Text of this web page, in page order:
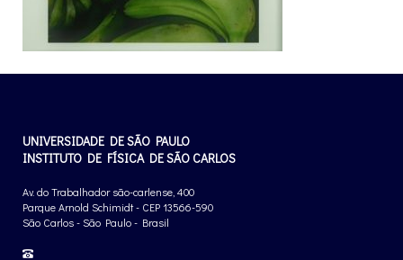
UNIVERSIDADE DE SÃO PAULO
INSTITUTO DE FÍSICA DE SÃO CARLOS
Av. do Trabalhador são-carlense, 400
Parque Arnold Schimidt - CEP 13566-590
São Carlos - São Paulo - Brasil